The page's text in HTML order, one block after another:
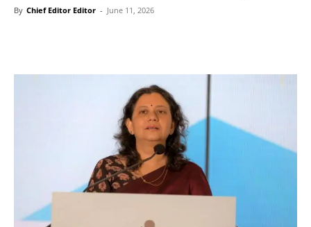
By Chief Editor Editor - June 11, 2026